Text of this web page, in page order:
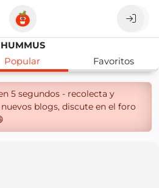
HUMMUS
Popular Favoritos
5 segundos - recolecta y
blogs, discute en el foro